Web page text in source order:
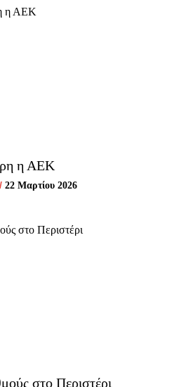
η ΑΕΚ
/ 22 Μαρτίου 2026
στο Περιστέρι